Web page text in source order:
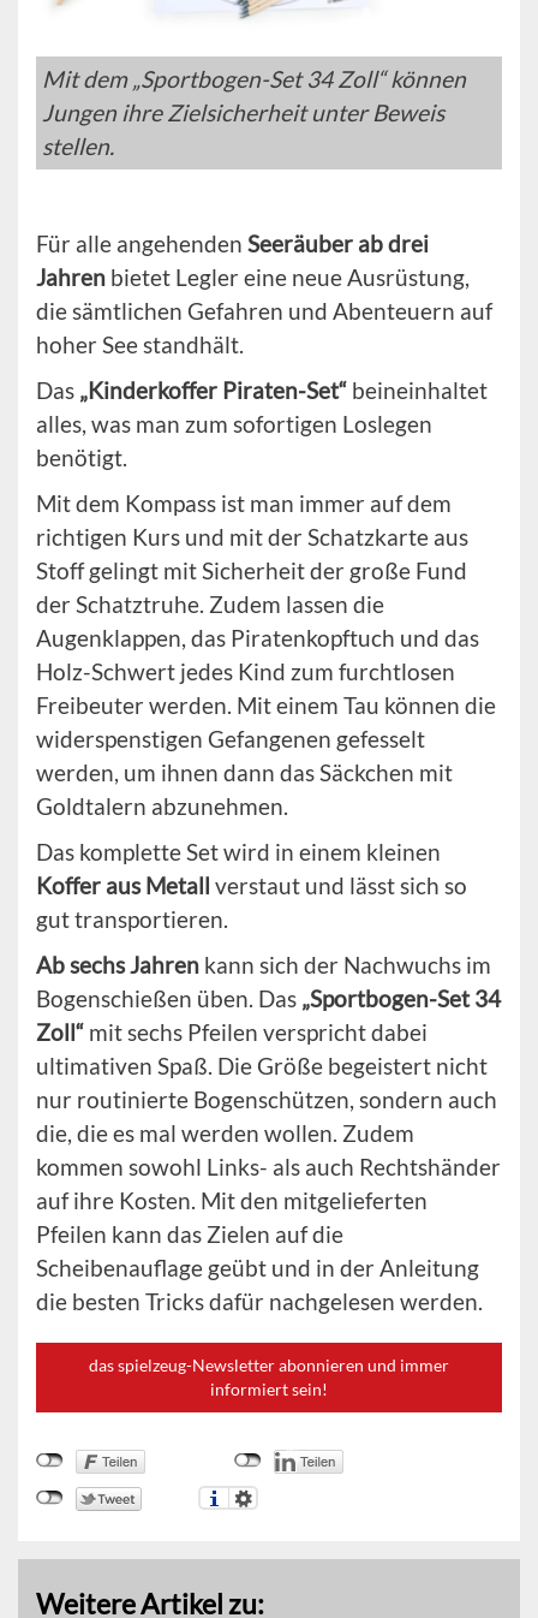
Mit dem „Sportbogen-Set 34 Zoll“ können
Jungen ihre Zielsicherheit unter Beweis
stellen.
Für alle angehenden Seeräuber ab drei
Jahren bietet Legler eine neue Ausrüstung,
die sämtlichen Gefahren und Abenteuern auf
hoher See standhält.
Das „Kinderkoffer Piraten-Set“ beineinhaltet
alles, was man zum sofortigen Loslegen
benötigt.
Mit dem Kompass ist man immer auf dem
richtigen Kurs und mit der Schatzkarte aus
Stoff gelingt mit Sicherheit der große Fund
der Schatztruhe. Zudem lassen die
Augenklappen, das Piratenkopftuch und das
Holz-Schwert jedes Kind zum furchtlosen
Freibeuter werden. Mit einem Tau können die
widerspenstigen Gefangenen gefesselt
werden, um ihnen dann das Säckchen mit
Goldtalern abzunehmen.
Das komplette Set wird in einem kleinen
Koffer aus Metall verstaut und lässt sich so
gut transportieren.
Ab sechs Jahren kann sich der Nachwuchs im
Bogenschießen üben. Das „Sportbogen-Set 34
Zoll“ mit sechs Pfeilen verspricht dabei
ultimativen Spaß. Die Größe begeistert nicht
nur routinierte Bogenschützen, sondern auch
die, die es mal werden wollen. Zudem
kommen sowohl Links- als auch Rechtshänder
auf ihre Kosten. Mit den mitgelieferten
Pfeilen kann das Zielen auf die
Scheibenauflage geübt und in der Anleitung
die besten Tricks dafür nachgelesen werden.
das spielzeug-Newsletter abonnieren und immer
informiert sein!
Weitere Artikel zu: